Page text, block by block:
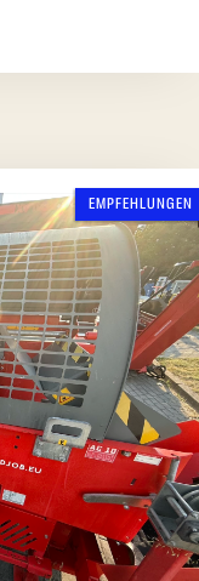
EMPFEHLUNGEN
cm
649 000 CZKohne MwSt.